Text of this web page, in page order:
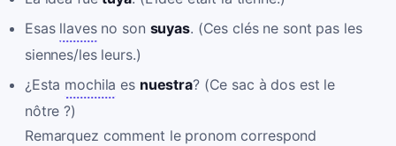
Esas llavesno son suyas. (Ces clés ne sont pas les
siennes/les leurs.)
¿Esta mochila es nuestra? (Ce sac à dos est le
nôtre ?)
Remarquez comment le pronom correspond